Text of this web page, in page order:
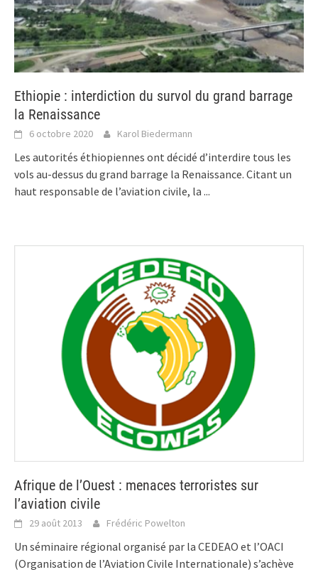
Ethiopie : interdiction du survol du grand barrage
la Renaissance
6 octobre 2020 Karol Biedermann
Les autorités éthiopiennes ont décidé d’interdire tous les
vols au-dessus du grand barrage la Renaissance. Citant un
haut responsable de l’aviation civile, la ...
Afrique de l’Ouest : menaces terroristes sur
l’aviation civile
29 août 2013 Frédéric Powelton
Un séminaire régional organisé par la CEDEAO et l’OACI
(Organisation de l’Aviation Civile Internationale) s’achève